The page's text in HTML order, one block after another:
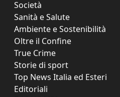
Società
Sanità e Salute
Ambiente e Sostenibilità
Oltre il Confine
True Crime
Storie di sport
Top News Italia ed Esteri
Editoriali